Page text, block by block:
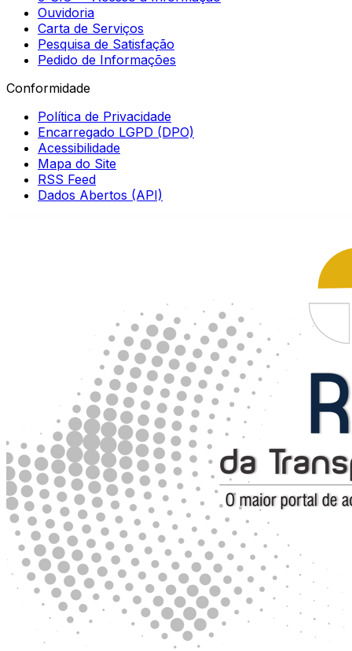
Ouvidoria
Carta de Serviços
Pesquisa de Satisfação
Pedido de Informações
Conformidade
Política de Privacidade
Encarregado LGPD (DPO)
Acessibilidade
Mapa do Site
RSS Feed
Dados Abertos (API)